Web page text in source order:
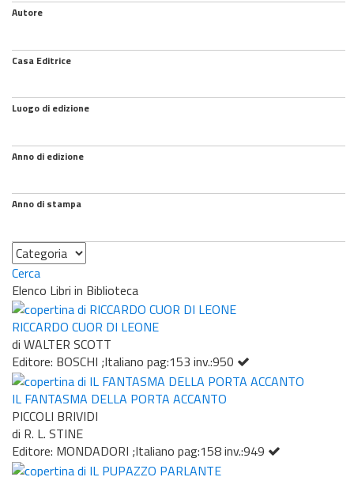
Autore
Casa Editrice
Luogo di edizione
Anno di edizione
Anno di stampa
Categoria
Cerca
Elenco Libri in Biblioteca
RICCARDO CUOR DI LEONE
di WALTER SCOTT
Editore: BOSCHI ;Italiano pag:153 inv.:950
IL FANTASMA DELLA PORTA ACCANTO
PICCOLI BRIVIDI
di R. L. STINE
Editore: MONDADORI ;Italiano pag:158 inv.:949